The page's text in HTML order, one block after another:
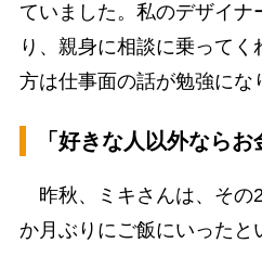
ていました。私のデザイナ
り、親身に相談に乗って
方は仕事面の話が勉強にな
「好きな人以外なら
昨秋、ミキさんは、その
か月ぶりにご飯にいったと